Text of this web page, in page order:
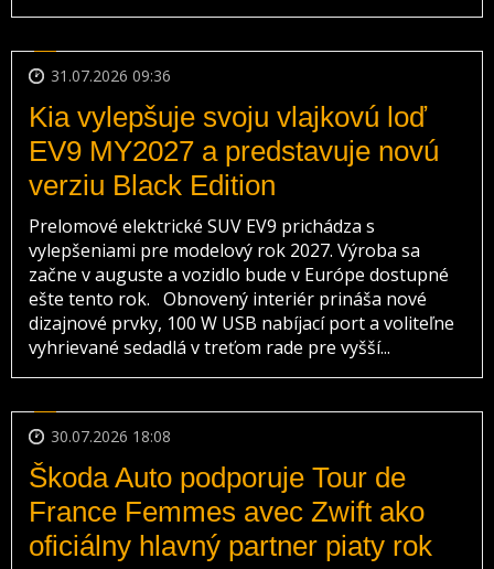
31.07.2026 09:36
Kia vylepšuje svoju vlajkovú loď
EV9 MY2027 a predstavuje novú
verziu Black Edition
Prelomové elektrické SUV EV9 prichádza s
vylepšeniami pre modelový rok 2027. Výroba sa
začne v auguste a vozidlo bude v Európe dostupné
ešte tento rok. Obnovený interiér prináša nové
dizajnové prvky, 100 W USB nabíjací port a voliteľne
vyhrievané sedadlá v treťom rade pre vyšší...
30.07.2026 18:08
Škoda Auto podporuje Tour de
France Femmes avec Zwift ako
oficiálny hlavný partner piaty rok